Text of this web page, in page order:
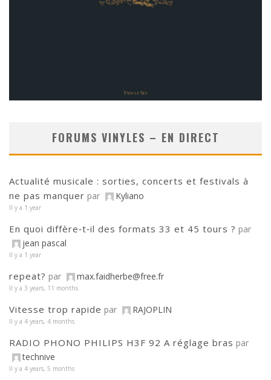
FORUMS VINYLES – EN DIRECT
Actualité musicale : sorties, concerts et festivals à
ne pas manquer par Kyliano
Il y a 1 year
En quoi diffère‑t‑il des formats 33 et 45 tours ? par
jean pascal
Il y a 1 year
repeat? par max.faidherbe@free.fr
Il y a 3 years, 11 months
Vitesse trop rapide par RAJOPLIN
Il y a 4 years, 4 months
RADIO PHONO PHILIPS H3F 92 A réglage bras par
technive
Il y a 4 years, 5 months